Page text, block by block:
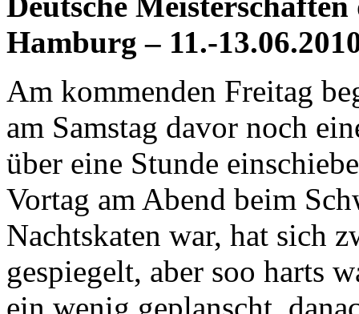
Hamburg – 11.-
Am kommenden Freitag
am Samstag davor noch
über eine Stunde
Vortag am Abend beim
Nachtskaten war, hat sich
gespiegelt, aber soo harts